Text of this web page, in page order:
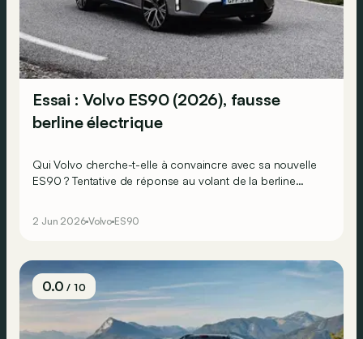
Essai : Volvo ES90 (2026), fausse
berline électrique
Qui Volvo cherche-t-elle à convaincre avec sa nouvelle
ES90 ? Tentative de réponse au volant de la berline
2 Jun 2026 Volvo ES90
0.0/ 10